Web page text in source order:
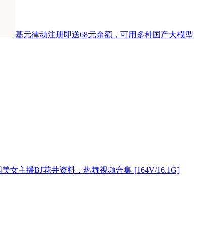
基元律动注册即送68元余额，可用多种国产大模型
美女主播BJ花井资料，热舞视频合集 [164V/16.1G]